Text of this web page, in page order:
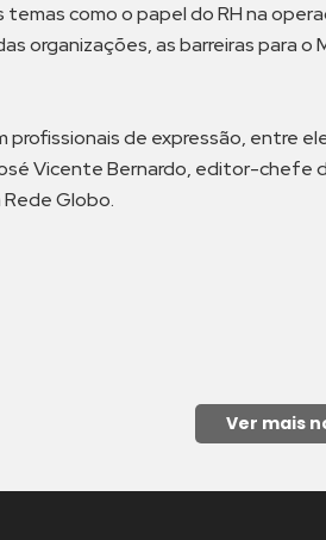
como o papel do RH na
organizações, as barreiras para
de expressão, entre
Vicente Bernardo, editor-chefe
Globo.
Ver mais